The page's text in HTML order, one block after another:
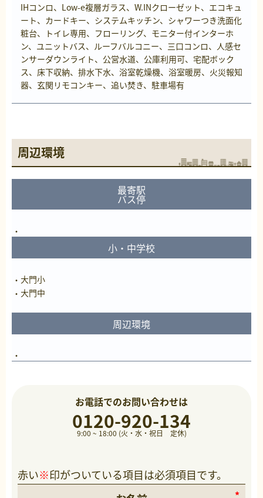
IHコンロ、Low-e複層ガラス、W.INクローゼット、エコキュ
ート、カードキー、システムキッチン、シャワーつき洗面化
粧台、トイレ専用、フローリング、モニター付インターホ
ン、ユニットバス、ルーフバルコニー、三口コンロ、人感セ
ンサーダウンライト、公営水道、公庫利用可、宅配ボック
ス、床下収納、排水下水、浴室乾燥機、浴室暖房、火災報知
器、玄関リモコンキー、追い焚き、駐車場有
周辺環境
最寄駅
バス停
小・中学校
大門小
大門中
周辺環境
お電話でのお問い合わせは
0120-920-134
9:00 ~ 18:00 (火・水・祝日 定休)
赤い※印がついている項目は必須項目です。